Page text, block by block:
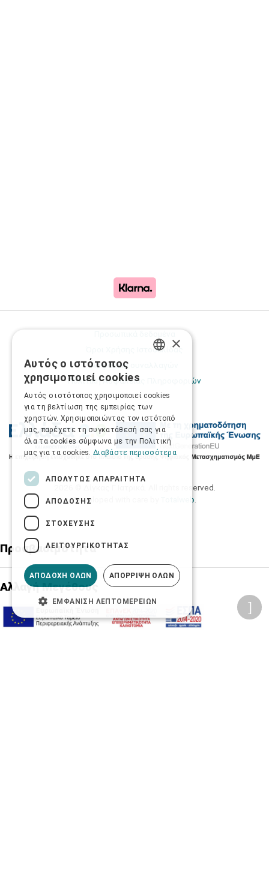
Όροι Χρήσης Ιστοσελίδας
Ασφάλεια συναλλαγών
Πολιτική Ασφάλειας Πληροφοριών
2026 © Δίγκας Γ. Ιατρικά. All rights reserved.
Developed with care by
Totalweb
Προσβασιμότητα
Αλλαγή Μεγέθους
A- A+
A
×
Αυτός ο ιστότοπος
χρησιμοποιεί cookies
Αυτός ο ιστότοπος χρησιμοποιεί cookies
για τη βελτίωση της εμπειρίας των
χρηστών. Χρησιμοποιώντας τον ιστότοπό
μας, παρέχετε τη συγκατάθεσή σας για
όλα τα cookies σύμφωνα με την Πολιτική
μας για τα cookies. Διαβάστε περισσότερα
ΑΠΟΛΎΤΩΣ ΑΠΑΡΑΊΤΗΤΑ
ΑΠΌΔΟΣΗΣ
ΣΤΌΧΕΥΣΗΣ
ΛΕΙΤΟΥΡΓΙΚΌΤΗΤΑΣ
ΑΠΟΔΟΧΉ ΌΛΩΝ ΑΠΌΡΡΙΨΗ ΌΛΩΝ
ΕΜΦΆΝΙΣΗ ΛΕΠΤΟΜΕΡΕΙΏΝ